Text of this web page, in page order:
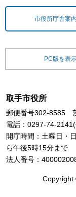
市役所庁舎案内
PC版を表
取手市役所
郵便番号302-8585
電話：0297-74-
開庁時間：土曜日・
ら午後5時15分まで
法人番号：
Copyright